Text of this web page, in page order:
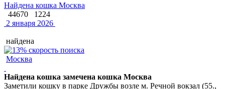
Найдена кошка Москва
44670
1224
2 января 2026
найдена
Москва
Найдена кошка замечена кошка Москва
Заметили кошку в парке Дружбы возле м. Речной вокзал (55.,